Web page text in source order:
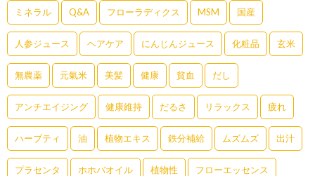
ミネラル Q&A フローラディクス MSM 国産
人参ジュース ヘアケア にんじんジュース 化粧品 玄米
無農薬 元氣米 美髪 健康 貧血 だし
アンチエイジング 健康維持 だるさ リラックス 疲れ
ハーブティ 油 植物エキス 鉄分補給 ムズムズ 出汁
プラセンタ ホホバオイル 植物性 フローエッセンス